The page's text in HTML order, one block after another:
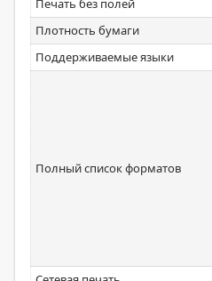
Печать без полей
Плотность бумаги
Поддерживаемые языки
Полный список форматов